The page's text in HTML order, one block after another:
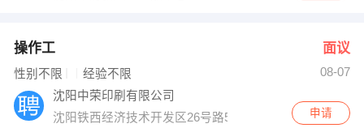
操作工 面议
性别不限 经验不限
08-07
沈阳中荣印刷有限公司
沈阳铁西经济技术开发区26号路57
申请